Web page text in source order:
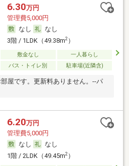
6.30万円
管理費5,000円
なし
なし
3階 / 1LDK（49.38m2）
敷金なし
一人暮らし
バス・トイレ別 駐車場(近隣含)
屋です。更新料ありません。--パ
6.20万円
管理費5,000円
なし
なし
1階 / 2LDK（49.45m2）